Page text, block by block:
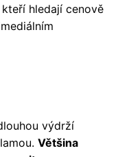
hledají cenově
výdrží
Většina